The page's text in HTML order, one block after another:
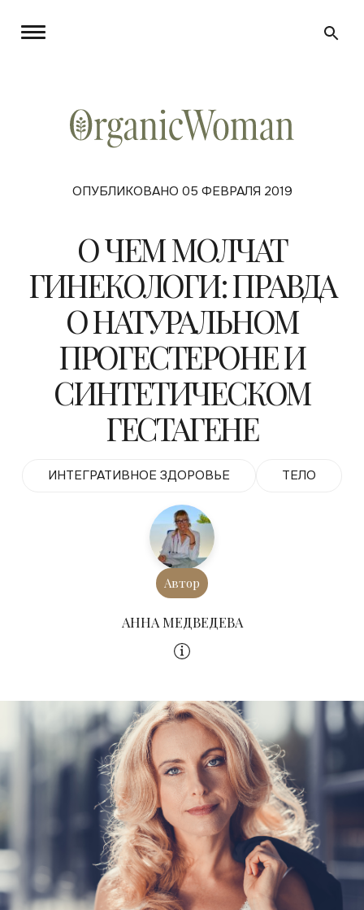
ОПУБЛИКОВАНО 05 ФЕВРАЛЯ 2019
О ЧЕМ МОЛЧАТ
ГИНЕКОЛОГИ: ПРАВДА
О НАТУРАЛЬНОМ
ПРОГЕСТЕРОНЕ И
СИНТЕТИЧЕСКОМ
ГЕСТАГЕНЕ
ИНТЕГРАТИВНОЕ ЗДОРОВЬЕ ТЕЛО
Автор
АННА МЕДВЕДЕВА